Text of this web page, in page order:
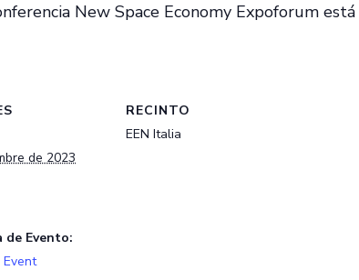
New Space Economy Expoforum
de 2023
de Evento:
RECINTO
EEN Italia